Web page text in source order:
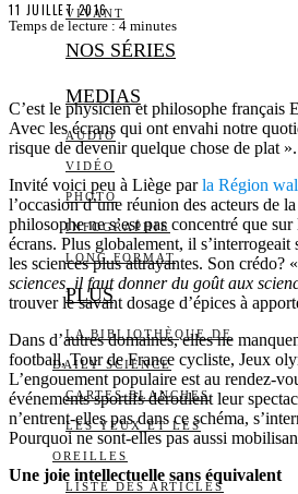
VIVANT
NOS SÉRIES
MEDIAS
AUDIO
VIDÉO
PHOTO
INFOGRAPHIE
LONG FORMAT
PLUS
LA BIBLIOTHÈQUE DE
DAILY SCIENCE
CARTES BLANCHES
LES YEUX ET LES
OREILLES
LISTE DES ARTICLES
11 JUILLET 2016
Temps de lecture : 4 minutes
C’est le physicien et philosophe français
Avec les écrans qui ont envahi notre
risque de devenir quelque chose de plat ».
Invité voici peu à Liège parla Région
l’occasion d’une réunion des acteurs de
philosophe ne s’est pas concentré que
écrans. Plus globalement, il s’interrogeait
les sciences plus attrayantes. Son crédo? «
sciences, il faut donner du goût aux
trouver le savant dosage d’épices à
Dans d’autres domaines, elles ne
football, Tour de France cycliste, Jeux
L’engouement populaire est au rendez-
événements sportifs déroulent leur
n’entrent-elles pas dans ce schéma,
Pourquoi ne sont-elles pas aussi
Une joie intellectuelle sans équivalent